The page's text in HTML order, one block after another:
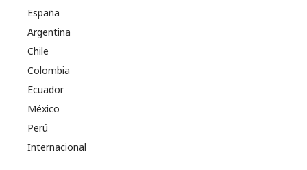
España
Argentina
Chile
Colombia
Ecuador
México
Perú
Internacional